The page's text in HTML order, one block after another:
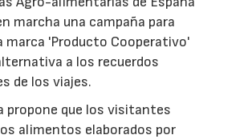
marcha una campaña para
marca 'Producto Cooperativo'
a los recuerdos
de los viajes.
propone que los visitantes
alimentos elaborados por